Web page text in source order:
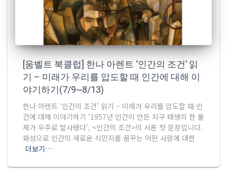
[움벨트 북클럽] 한나 아렌트 ‘인간의 조건’ 읽
기 – 미래가 우리를 압도할 때 인간에 대해 이
야기하기(7/9~8/13)
한나 아렌트 ‘인간의 조건’ 읽기 – 미래가 우리를 압도할 때 인
간에 대해 이야기하기 ‘1957년 인간이 만든 지구 태생의 한 물
체가 우주로 발사됐다’, <인간의 조건>의 서론 첫 문장입니다.
화성으로 인간의 새로운 식민지를 꿈꾸는 어떤 사람에 대한
더보기…